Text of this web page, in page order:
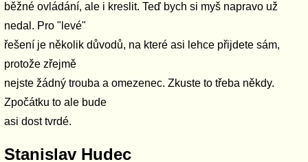
běžné ovládání, ale i kreslit. Teď bych si myš napravo už
nedal. Pro "levé"
řešení je několik důvodů, na které asi lehce přijdete sám,
protože zřejmě
nejste žádný trouba a omezenec. Zkuste to třeba někdy.
Zpočátku to ale bude
asi dost tvrdé.
Stanislav Hudec